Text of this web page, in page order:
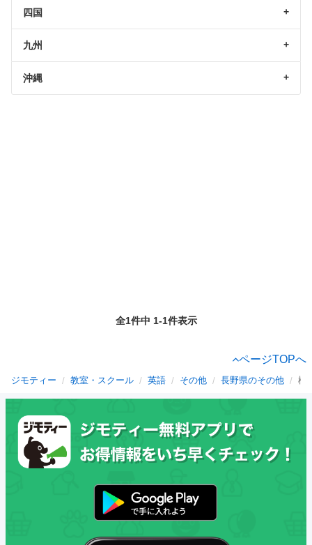
四国
九州
沖縄
全1件中 1-1件表示
ページTOPへ
ジモティー 教室・スクール 英語 その他 長野県のその他 松